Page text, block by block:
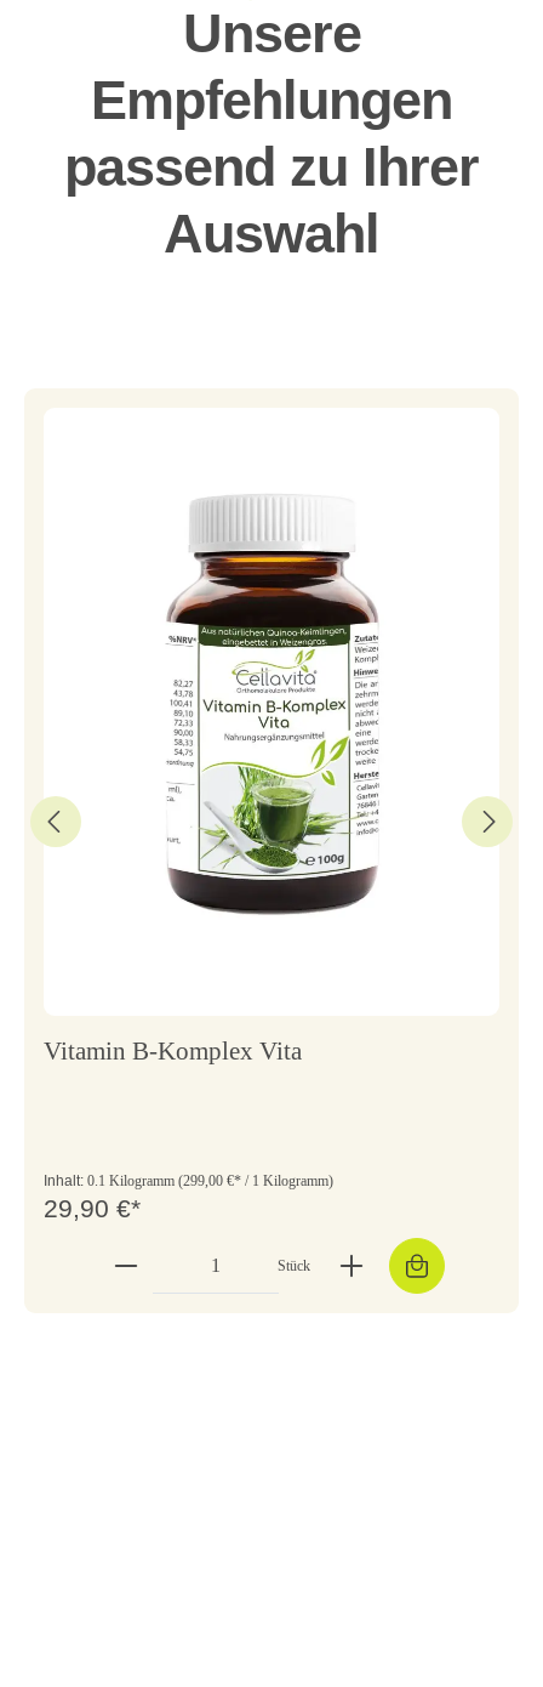
Unsere
Empfehlungen
passend zu Ihrer
Auswahl
Vitamin B-Komplex Vita
Inhalt: 0.1 Kilogramm (299,00 €* / 1 Kilogramm)
29,90 €*
Stück